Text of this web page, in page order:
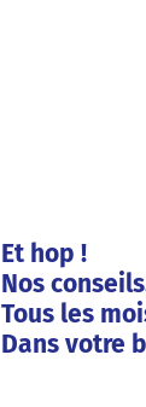
Et hop !
Nos
Tous les
Dans votre